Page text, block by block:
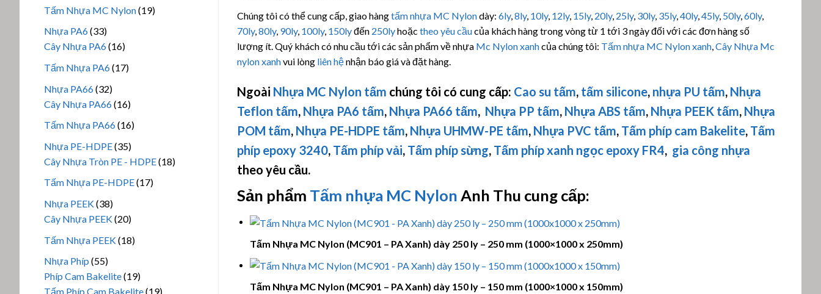
phẩm
Tấm Nhựa MC Nylon 1919
Nhựa PA6 3333
sản
Cây Nhựa PA6 1616
phẩm
Tấm Nhựa PA6 1717
Nhựa PA66 3232
sản
Cây Nhựa PA66 1616
phẩm
Tấm Nhựa PA66 1616
Nhựa PE-HDPE 3535
sản
phẩm
Cây Nhựa Tròn PE - HDPE 1818
Tấm Nhựa PE-HDPE 1717
Nhựa PEEK 3838
sản
Cây Nhựa PEEK 2020
phẩm
Tấm Nhựa PEEK 1818
Nhựa Phíp 5555
sản
phẩm
Phíp Cam Bakelite 1919
sản
Tấm Phíp Cam Bakelite 1919
Chúng tôi có thể cung cấp, giao hàngtấm nhựa MC Nylondày: 6ly,8ly, 10ly, 12ly, 15ly, 20ly, 25ly, 30ly, 35ly,40ly,45ly, 50ly,60ly,
70ly,80ly, 90ly, 100ly, 150lyđến 250lyhoặc theo yêu cầucủa khách hàng trong vòng từ 1 tới 3 ngày đối với các đơn hàng số
lượng ít. Quý khách có nhu cầu tới các sản phẩm về nhựa Mc Nylon xanhcủa chúng tôi: Tấm nhựa MC Nylon xanh,Cây Nhựa Mc
nylon xanhvui lòng liên hệnhận báo giá và đặt hàng.
Ngoài Nhựa MC Nylon tấm chúng tôi có cung cấp: Cao su tấm, tấm silicone, nhựa PU tấm, Nhựa
Teflon tấm, Nhựa PA6 tấm, Nhựa PA66 tấm, Nhựa PP tấm, Nhựa ABS tấm, Nhựa PEEK tấm, Nhựa
POM tấm, Nhựa PE-HDPE tấm, Nhựa UHMW-PE tấm, Nhựa PVC tấm, Tấm phíp cam Bakelite, Tấm
phíp epoxy 3240, Tấm phíp vải, Tấm phíp sừng, Tấm phíp xanh ngọc epoxy FR4, gia công nhựa
theo yêu cầu.
Sản phẩm Tấm nhựa MC Nylon Anh Thu cung cấp:
Tấm Nhựa MC Nylon (MC901 – PA Xanh) dày 250 ly – 250 mm (1000×1000 x 250mm)
Tấm Nhựa MC Nylon (MC901 – PA Xanh) dày 150 ly – 150 mm (1000×1000 x 150mm)